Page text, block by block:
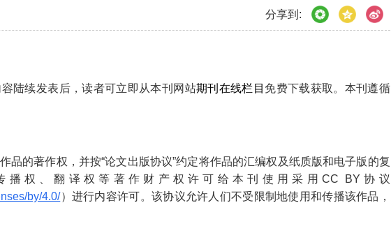
分享到:
陆续发表后，读者可立即从本刊网站期刊在线栏目 免费下载获取。本刊遵循
品的著作权，并按“论文出版协议”约定将作品的汇编权及纸质版和电子版的复
播权、翻译权等著作财产权许可给本刊使用采用CC BY协议
by/4.0/）进行内容许可。该协议允许人们不受限制地使用和传播该作品，